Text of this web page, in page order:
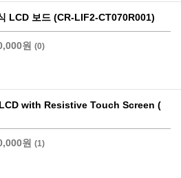
LCD 보드 (CR-LIF2-CT070R001)
원 (0)
with Resistive Touch Screen (
원 (1)